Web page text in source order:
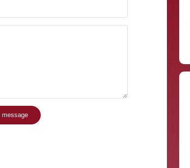
message